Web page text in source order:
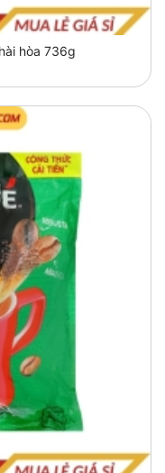
hòa 736g